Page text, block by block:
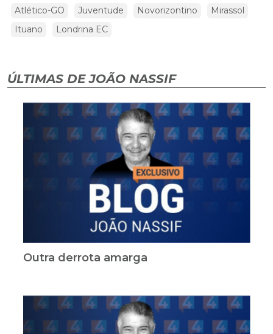
Atlético-GO
Juventude Novorizontino
Mirassol
Ituano
Londrina EC
ÚLTIMAS DE JOÃO NASSIF
Outra derrota amarga